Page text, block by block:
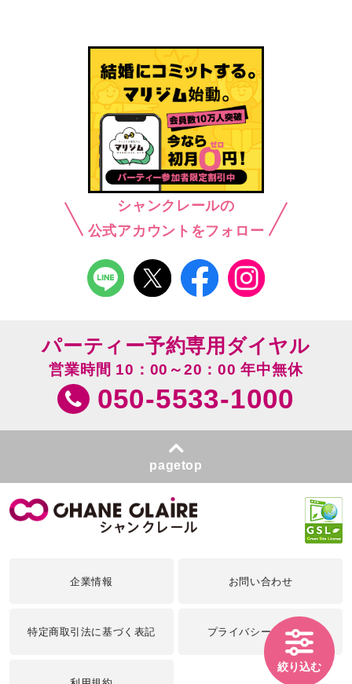
シャンクレールの
公式アカウントをフォロー
絞り込む
パーティー予約専用ダイヤル
営業時間 10：00～20：00 年中無休
050-5533-1000
pagetop
企業情報 お問い合わせ
特定商取引法に基づく表記 プライバシーポリシー